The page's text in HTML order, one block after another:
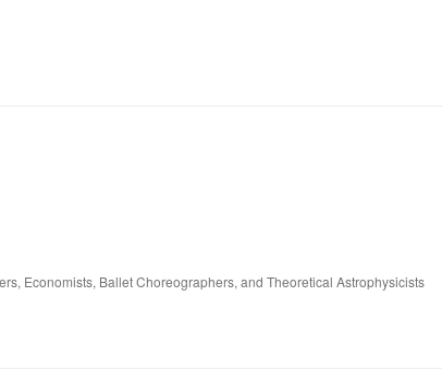
Economists, Ballet Choreographers, and Theoretical Astrophysicists